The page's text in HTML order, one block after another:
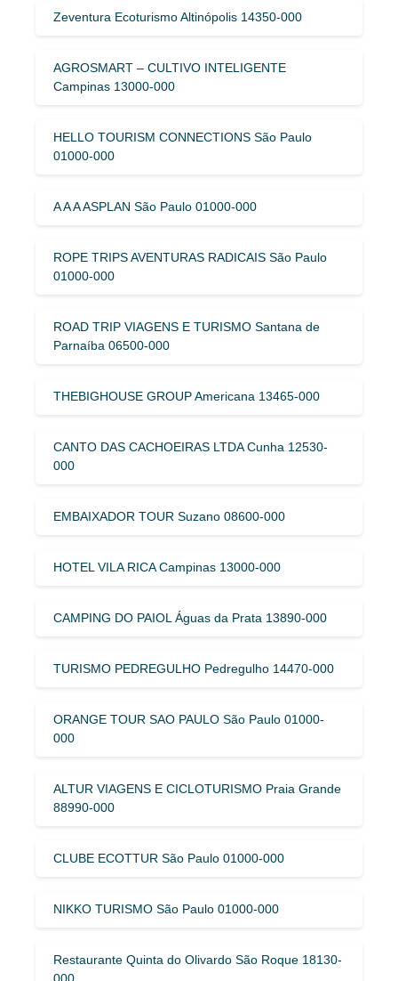
Zeventura Ecoturismo Altinópolis 14350-000
AGROSMART – CULTIVO INTELIGENTE
Campinas 13000-000
HELLO TOURISM CONNECTIONS São Paulo
01000-000
A A A ASPLAN São Paulo 01000-000
ROPE TRIPS AVENTURAS RADICAIS São Paulo
01000-000
ROAD TRIP VIAGENS E TURISMO Santana de
Parnaíba 06500-000
THEBIGHOUSE GROUP Americana 13465-000
CANTO DAS CACHOEIRAS LTDA Cunha 12530-
000
EMBAIXADOR TOUR Suzano 08600-000
HOTEL VILA RICA Campinas 13000-000
CAMPING DO PAIOL Águas da Prata 13890-000
TURISMO PEDREGULHO Pedregulho 14470-000
ORANGE TOUR SAO PAULO São Paulo 01000-
000
ALTUR VIAGENS E CICLOTURISMO Praia Grande
88990-000
CLUBE ECOTTUR São Paulo 01000-000
NIKKO TURISMO São Paulo 01000-000
Restaurante Quinta do Olivardo São Roque 18130-
000